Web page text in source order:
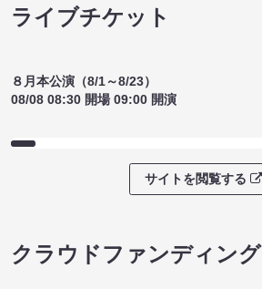
ライブチケット
８月本公演（8/1～8/23）
08/08 08:30 開場 09:00 開演
サイトを閲覧する
クラウドファンディング